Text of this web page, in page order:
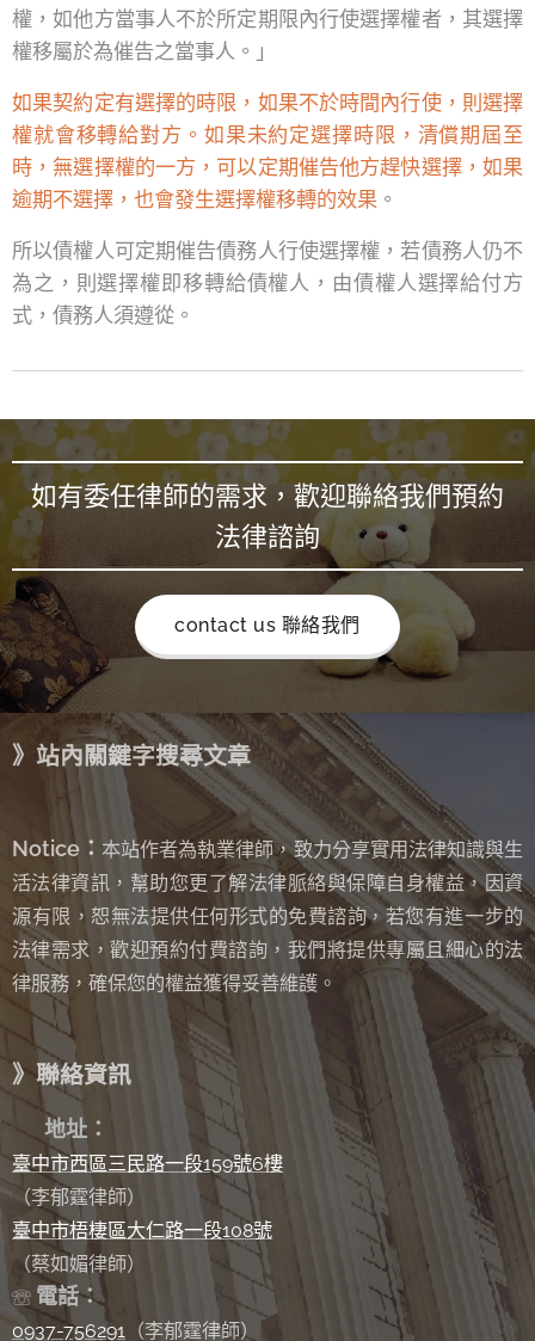
權，如他方當事人不於所定期限內行使選擇權者，其選擇
權移屬於為催告之當事人。」
如果契約定有選擇的時限，如果不於時間內行使，則選擇
權就會移轉給對方。如果未約定選擇時限，清償期屆至
時，無選擇權的一方，可以定期催告他方趕快選擇，如果
逾期不選擇，也會發生選擇權移轉的效果 。
所以債權人可定期催告債務人行使選擇權，若債務人仍不
為之，則選擇權即移轉給債權人，由債權人選擇給付方
式，債務人須遵從。
如有委任律師的需求，歡迎聯絡我們預約
法律諮詢
contact us 聯絡我們
》站內關鍵字搜尋文章
Notice： 本站作者為執業律師，致力分享實用法律知識與生
活法律資訊，幫助您更了解法律脈絡與保障自身權益，因資
源有限，恕無法提供任何形式的免費諮詢， 若您有進一步的
法律需求，歡迎預約付費諮詢，我們將提供專屬且細心的法
律服務，確保您的權益獲得妥善維護。
》聯絡資訊
地址：
臺中市西區三民路一段159號6樓
（李郁霆律師）
臺中市梧棲區大仁路一段108號
（蔡如媚律師）
☏ 電話：
0937-756291 （李郁霆律師）